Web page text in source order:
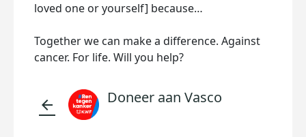
loved one or yourself] because…
Together we can make a difference. Against
cancer. For life. Will you help?
arrow_back Doneer aan Vasco